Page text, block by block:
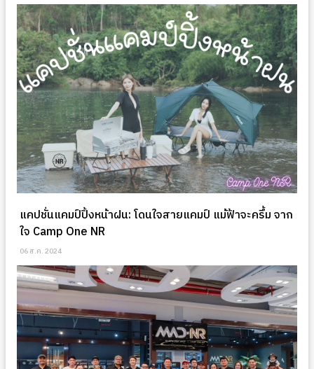
แคปชั่นแคมป์ปิ้งหน้าฝน: โดนใจสายแคมป์ แม้ฟ้าจะครึ้ม จาก
ใจ Camp One NR
06 ส.ค. 2024